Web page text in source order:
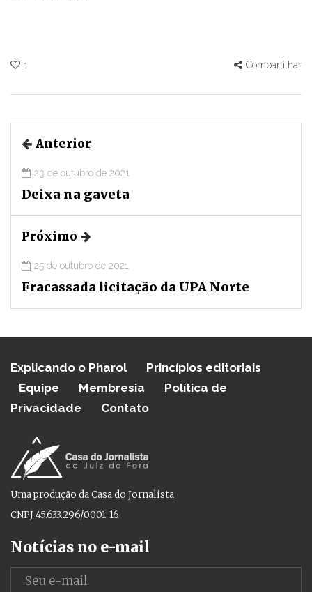
1 Compartilhar
Anterior
23 de outubro de 2021
Deixa na gaveta
Próximo
25 de outubro de 2021
Fracassada licitação da UPA Norte
Explicando o Pharol
Princípios editoriais
Equipe
Membresia
Política de
Privacidade
Contato
Uma produção da Casa do Jornalista
CNPJ 45.633.296/0001-16
Notícias no e-mail